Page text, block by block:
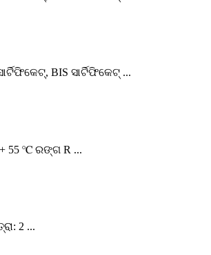
BIS ସାର୍ଟିଫିକେଟ୍ ...
55 ℃ ରଙ୍ଗ R ...
2 ...